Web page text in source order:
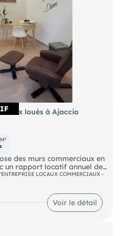
Jeanne Bozzi 20166
: / mail :
loués à Ajaccio
un rapport locatif annuel de
de 6 ans à échéance
LOCAUX COMMERCIAUX -
Voir le détail